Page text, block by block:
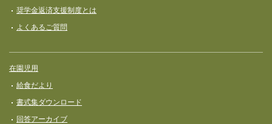
奨学⾦返済⽀援制度とは
よくあるご質問
在園児用
給食だより
書式集ダウンロード
回答アーカイブ